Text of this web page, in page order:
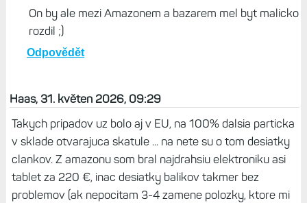
On by ale mezi Amazonem a bazarem mel byt malicko
rozdil ;)
Odpovědět
Haas, 31. květen 2026, 09:29
Takych pripadov uz bolo aj v EU, na 100% dalsia particka
v sklade otvarajuca skatule ... na nete su o tom desiatky
clankov. Z amazonu som bral najdrahsiu elektroniku asi
tablet za 220 €, inac desiatky balikov takmer bez
problemov (ak nepocitam 3-4 zamene polozky, ktore mi